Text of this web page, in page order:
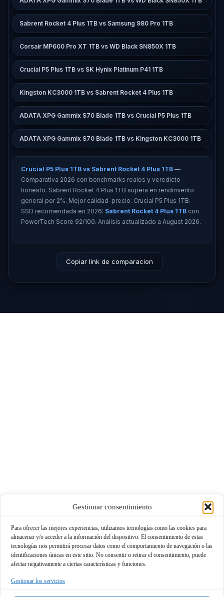
Gestionar consentimiento
Para ofrecer las mejores experiencias, utilizamos tecnologías como las cookies para
almacenar y/o acceder a la información del dispositivo. El consentimiento de estas
tecnologías nos permitirá procesar datos como el comportamiento de navegación o las
identificaciones únicas en este sitio. No consentir o retirar el consentimiento, puede
afectar negativamente a ciertas características y funciones.
Gestionar los servicios
Sabrent Rocket 4 Plus 1TB vs Samsung 980 Pro 1TB
Corsair MP600 Pro XT 1TB vs WD Black SN850X 1TB
Crucial P5 Plus 1TB vs SK Hynix Platinum P41 1TB
Kingston KC3000 1TB vs Sabrent Rocket 4 Plus 1TB
ADATA XPG Gammix S70 Blade 1TB vs Crucial P5 Plus 1TB
ADATA XPG Gammix S70 Blade 1TB vs Kingston KC3000 1TB
Crucial P5 Plus 1TB vs Sabrent Rocket 4 Plus 1TB —
Comparativa 2026 con benchmarks reales y veredicto
honesto. Sabrent Rocket 4 Plus 1TB supera en rendimiento
general por 2%. Mejor calidad-precio: Crucial P5 Plus 1TB.
SSD recomendada en 2026: Sabrent Rocket 4 Plus 1TB con
PowerTech Score 92/100. Analisis actualizado a August 2026.
Copiar link de comparacion